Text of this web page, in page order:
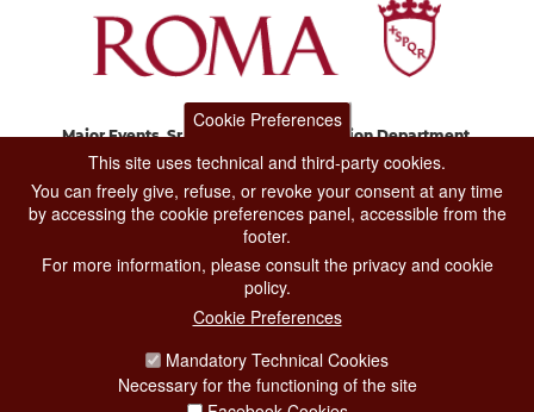
Major Events, Sport, Tourism and Fashion Department.
Via di San Basilio, 51
CONTACT CENTER TEL. 06 06 08
CONTATTA LA REDAZIONE
PRIVACY
SOCIAL MEDIA POLICY
Cookie Preferences
This site uses technical and third-party cookies.
You can freely give, refuse, or revoke your consent at any time
by accessing the cookie preferences panel, accessible from the
footer.
For more information, please consult the privacy and cookie
policy.
Cookie Preferences
Mandatory Technical Cookies
Necessary for the functioning of the site